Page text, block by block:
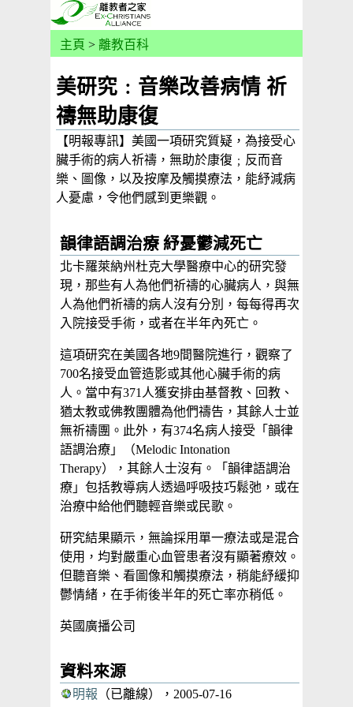
主頁 > 離教百科
美研究﹕音樂改善病情 祈
禱無助康復
【明報專訊】美國一項研究質疑，為接受心
臟手術的病人祈禱，無助於康復﹔反而音
樂、圖像，以及按摩及觸摸療法，能紓減病
人憂慮，令他們感到更樂觀。
韻律語調治療 紓憂鬱減死亡
北卡羅萊納州杜克大學醫療中心的研究發
現，那些有人為他們祈禱的心臟病人，與無
人為他們祈禱的病人沒有分別，每每得再次
入院接受手術，或者在半年內死亡。
這項研究在美國各地9間醫院進行，觀察了
700名接受血管造影或其他心臟手術的病
人。當中有371人獲安排由基督教、回教、
猶太教或佛教團體為他們禱告，其餘人士並
無祈禱團。此外，有374名病人接受「韻律
語調治療」（Melodic Intonation
Therapy），其餘人士沒有。「韻律語調治
療」包括教導病人透過呼吸技巧鬆弛，或在
治療中給他們聽輕音樂或民歌。
研究結果顯示，無論採用單一療法或是混合
使用，均對嚴重心血管患者沒有顯著療效。
但聽音樂、看圖像和觸摸療法，稍能紓緩抑
鬱情緒，在手術後半年的死亡率亦稍低。
英國廣播公司
資料來源
明報 （已離線），2005-07-16